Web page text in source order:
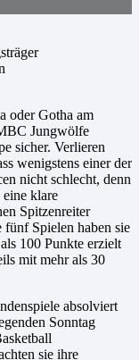
oder Gotha am
Jungwölfe
sicher. Verlieren
wenigstens einer der
nicht schlecht, denn
klare
Spitzenreiter
Spielen haben sie
100 Punkte erzielt
mit mehr als 30
absolviert
Sonntag
sie ihre